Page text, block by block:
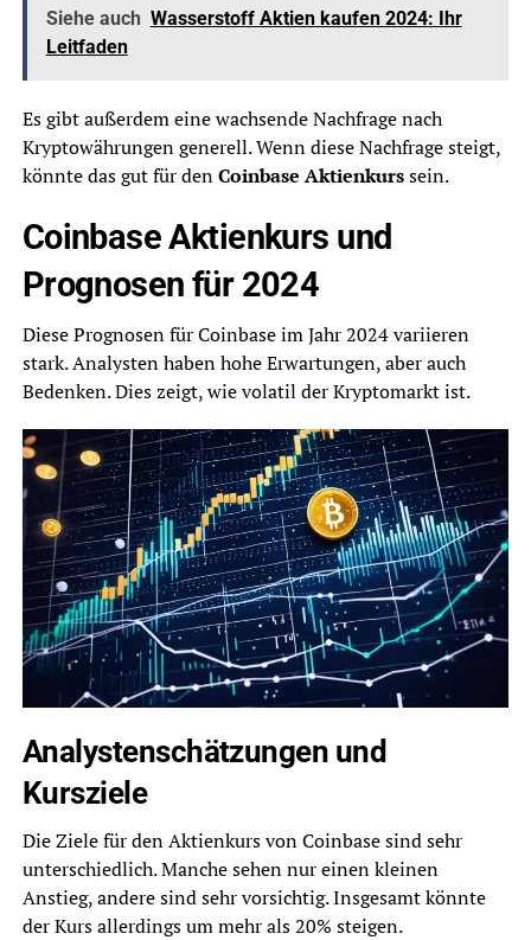
Siehe auch Wasserstoff Aktien kaufen 2024: Ihr
Leitfaden
Es gibt außerdem eine wachsende Nachfrage nach
Kryptowährungen generell. Wenn diese Nachfrage steigt,
könnte das gut für denCoinbase Aktienkurssein.
Coinbase Aktienkurs und
Prognosen für 2024
Diese Prognosen für Coinbase im Jahr 2024 variieren
stark. Analysten haben hohe Erwartungen, aber auch
Bedenken. Dies zeigt, wie volatil der Kryptomarkt ist.
Analystenschätzungen und
Kursziele
Die Ziele für den Aktienkurs von Coinbase sind sehr
unterschiedlich. Manche sehen nur einen kleinen
Anstieg, andere sind sehr vorsichtig. Insgesamt könnte
der Kurs allerdings um mehr als 20% steigen.